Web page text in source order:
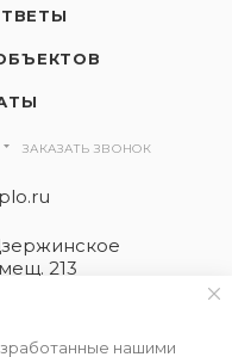
ЗАКАЗАТЬ ЗВОНОК
213
нашими